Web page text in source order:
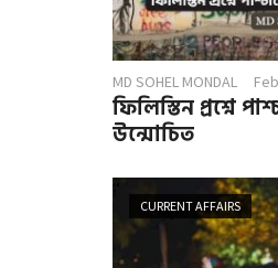
MD SOHEL MONDAL
ফিলিস্তিন প্রশ্নে
উন্মোচিত
CURRENT AFFAIRS